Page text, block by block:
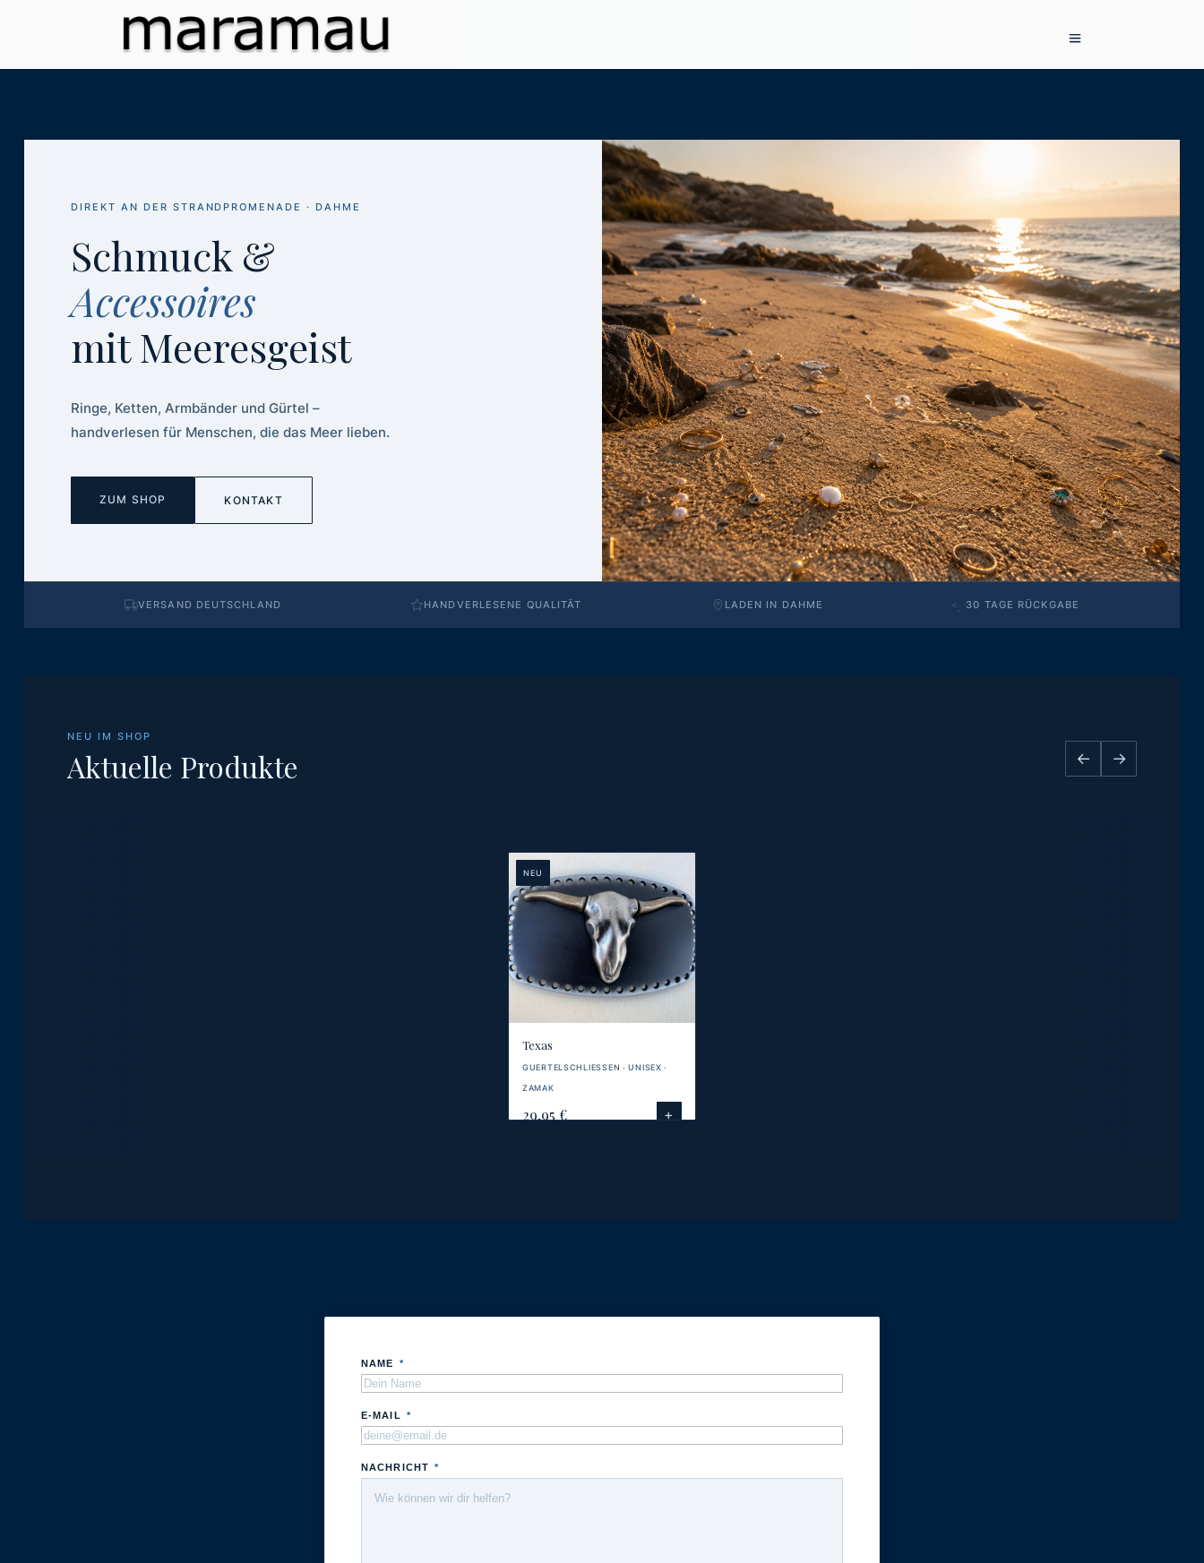
DIREKT AN DER STRANDPROMENADE · DAHME
Schmuck &
Accessoires
mit Meeresgeist
Ringe, Ketten, Armbänder und Gürtel –
handverlesen für Menschen, die das Meer lieben.
ZUM SHOP KONTAKT
VERSAND DEUTSCHLAND HANDVERLESENE QUALITÄT LADEN IN DAHME 30 TAGE RÜCKGABE
NEU IM SHOP
Aktuelle Produkte ← →
NEU
Texas
GUERTELSCHLIESSEN · UNISEX ·
ZAMAK
29,95 € +
NAME *
E-MAIL *
NACHRICHT *